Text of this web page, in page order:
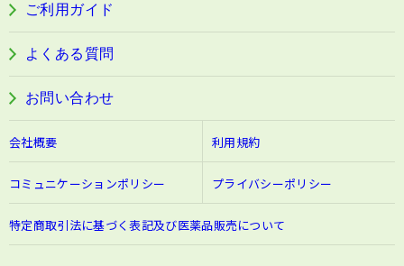
阿波晩茶
ご利用ガイド
よくある質問
お問い合わせ
会社概要 利用規約
コミュニケーションポリシー プライバシーポリシー
特定商取引法に基づく表記及び医薬品販売について